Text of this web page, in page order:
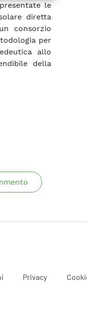
le
diretta
consorzio
per
allo
della
Privacy